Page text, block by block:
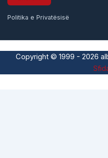
Politika e Privatësisë
Copyright © 1999 - 2026